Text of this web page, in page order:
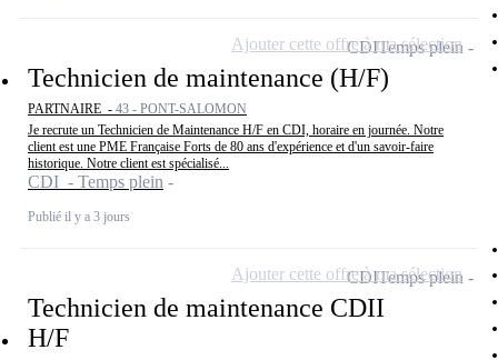
Technicien de maintenance (H/F)
PARTNAIRE - 43 - PONT-SALOMON
Je recrute un Technicien de Maintenance H/F en CDI, horaire en journée. Notre
client est une PME Française Forts de 80 ans d'expérience et d'un savoir-faire
historique. Notre client est spécialisé...
CDI - Temps plein
Publié il y a 3 jours
CDITemps plein
Ajouter cette offre à ma sélection
Technicien de maintenance CDII
H/F
CDITemps plein
Ajouter cette offre à ma sélection